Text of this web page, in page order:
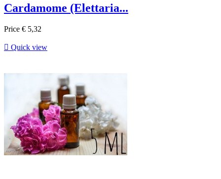
Cardamome (Elettaria...
Price € 5,32
 Quick view